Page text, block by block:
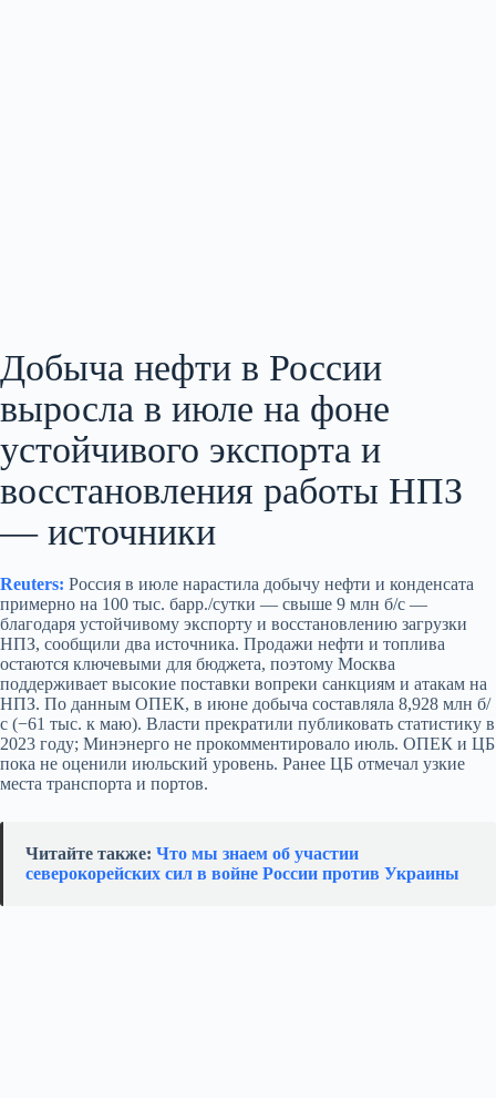
Добыча нефти в России
выросла в июле на фоне
устойчивого экспорта и
восстановления работы НПЗ
— источники
Reuters: Россия в июле нарастила добычу нефти и конденсата
примерно на 100 тыс. барр./сутки — свыше 9 млн б/с —
благодаря устойчивому экспорту и восстановлению загрузки
НПЗ, сообщили два источника. Продажи нефти и топлива
остаются ключевыми для бюджета, поэтому Москва
поддерживает высокие поставки вопреки санкциям и атакам на
НПЗ. По данным ОПЕК, в июне добыча составляла 8,928 млн б/
с (−61 тыс. к маю). Власти прекратили публиковать статистику в
2023 году; Минэнерго не прокомментировало июль. ОПЕК и ЦБ
пока не оценили июльский уровень. Ранее ЦБ отмечал узкие
места транспорта и портов.
Читайте также: Что мы знаем об участии
северокорейских сил в войне России против Украины